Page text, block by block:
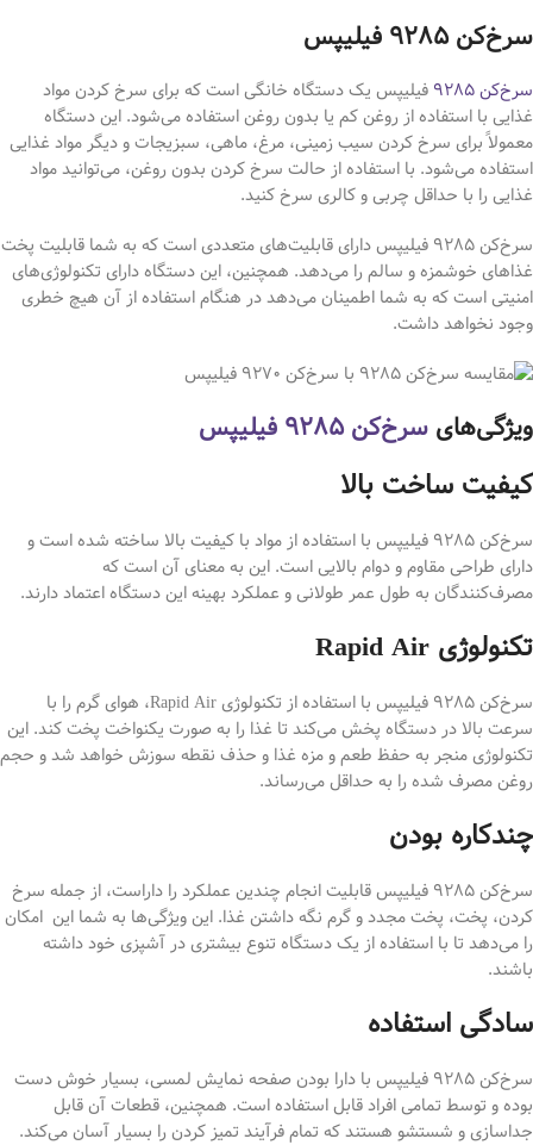
سرخ‌کن ۹۲۸۵ فیلیپس
سرخ‌کن ۹۲۸۵
فیلیپس یک دستگاه خانگی است که برای سرخ کردن مواد
غذایی با استفاده از روغن کم یا بدون روغن استفاده می‌شود. این دستگاه
معمولاً برای سرخ کردن سیب زمینی، مرغ، ماهی، سبزیجات و دیگر مواد غذایی
استفاده می‌شود. با استفاده از حالت سرخ کردن بدون روغن، می‌توانید مواد
غذایی را با حداقل چربی و کالری سرخ کنید.
سرخ‌کن ۹۲۸۵ فیلیپس دارای قابلیت‌های متعددی است که به شما قابلیت پخت
غذاهای خوشمزه و سالم را می‌دهد. همچنین، این دستگاه دارای تکنولوژی‌های
امنیتی است که به شما اطمینان می‌دهد در هنگام استفاده از آن هیچ خطری
وجود نخواهد داشت.
ویژگی‌های سرخ‌کن ۹۲۸۵ فیلیپس
کیفیت ساخت بالا
سرخ‌کن ۹۲۸۵ فیلیپس با استفاده از مواد با کیفیت بالا ساخته شده است و
دارای طراحی مقاوم و دوام بالایی است. این به معنای آن است که
مصرف‌کنندگان به طول عمر طولانی و عملکرد بهینه این دستگاه اعتماد دارند.
تکنولوژی Rapid Air
سرخ‌کن ۹۲۸۵ فیلیپس با استفاده از تکنولوژی Rapid Air، هوای گرم را با
سرعت بالا در دستگاه پخش می‌کند تا غذا را به صورت یکنواخت پخت کند. این
تکنولوژی منجر به حفظ طعم و مزه غذا و حذف نقطه ‌سوزش خواهد شد و حجم
روغن مصرف شده را به حداقل می‌رساند.
چندکاره بودن
سرخ‌کن ۹۲۸۵ فیلیپس قابلیت انجام چندین عملکرد را داراست، از جمله سرخ
کردن، پخت، پخت مجدد و گرم نگه داشتن غذا. این ویژگی‌ها به شما این امکان
را می‌دهد تا با استفاده از یک دستگاه تنوع بیشتری در آشپزی خود داشته
باشند.
سادگی استفاده
سرخ‌کن ۹۲۸۵ فیلیپس با دارا بودن صفحه نمایش لمسی، بسیار خوش دست
بوده و توسط تمامی افراد قابل استفاده است. همچنین، قطعات آن قابل
جداسازی و شستشو هستند که تمام فرآیند تمیز کردن را بسیار آسان می‌کند.